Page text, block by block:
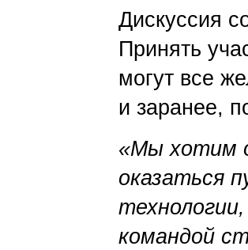
Дискуссия
Принять
могут все
и заранее,
«Мы хотим
оказаться
командой